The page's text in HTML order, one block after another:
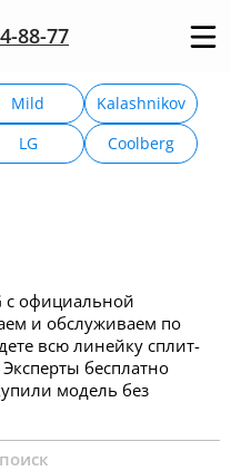
88-77
Mild
Kalashnikov
LG
Coolberg
официальной
и обслуживаем по
всю линейку сплит-
бесплатно
модель без